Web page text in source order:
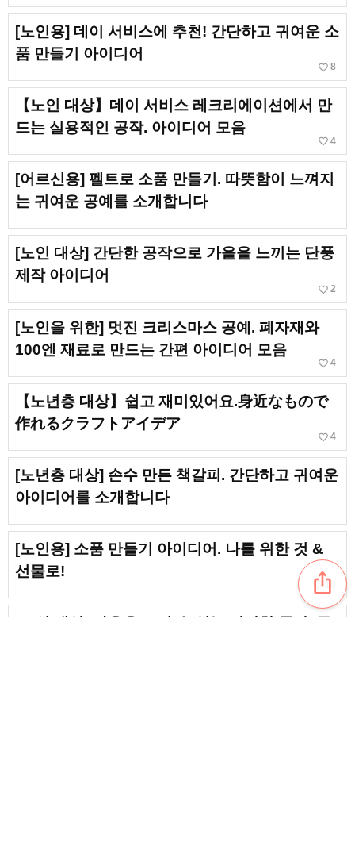
[노인용] 데이 서비스에 추천! 간단하고 귀여운 소
품 만들기 아이디어
favorite_border 8
【노인 대상】데이 서비스 레크리에이션에서 만
드는 실용적인 공작. 아이디어 모음
favorite_border 4
[어르신용] 펠트로 소품 만들기. 따뜻함이 느껴지
는 귀여운 공예를 소개합니다
[노인 대상] 간단한 공작으로 가을을 느끼는 단풍
제작 아이디어
favorite_border 2
[노인을 위한] 멋진 크리스마스 공예. 폐자재와
100엔 재료로 만드는 간편 아이디어 모음
favorite_border 4
【노년층 대상】쉽고 재미있어요.身近なもので
作れるクラフトアイデア
favorite_border 4
[노년층 대상] 손수 만든 책갈피. 간단하고 귀여운
아이디어를 소개합니다
[노인용] 소품 만들기 아이디어. 나를 위한 것 &
선물로!
favorite_border
ios_share